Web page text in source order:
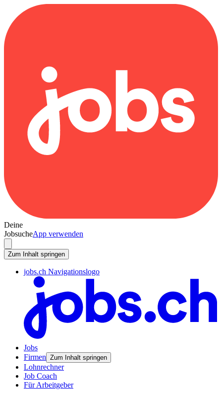
Deine
JobsucheApp verwenden
Zum Inhalt springen
jobs.ch Navigationslogo
Jobs
Firmen Zum Inhalt springen
Lohnrechner
Job Coach
Für Arbeitgeber